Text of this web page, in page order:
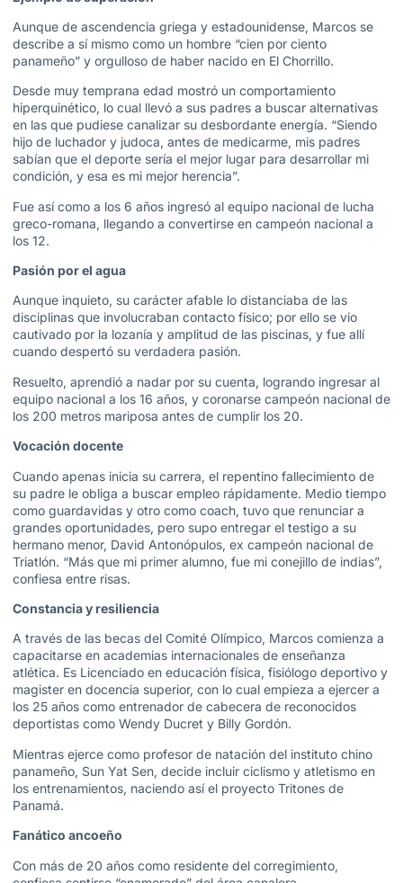
Aunque de ascendencia griega y estadounidense, Marcos se
describe a sí mismo como un hombre “cien por ciento
panameño” y orgulloso de haber nacido en El Chorrillo.
Desde muy temprana edad mostró un comportamiento
hiperquinético, lo cual llevó a sus padres a buscar alternativas
en las que pudiese canalizar su desbordante energía. “Siendo
hijo de luchador y judoca, antes de medicarme, mis padres
sabían que el deporte sería el mejor lugar para desarrollar mi
condición, y esa es mi mejor herencia”.
Fue así como a los 6 años ingresó al equipo nacional de lucha
greco-romana, llegando a convertirse en campeón nacional a
los 12.
Pasión por el agua
Aunque inquieto, su carácter afable lo distanciaba de las
disciplinas que involucraban contacto físico; por ello se vio
cautivado por la lozanía y amplitud de las piscinas, y fue allí
cuando despertó su verdadera pasión.
Resuelto, aprendió a nadar por su cuenta, logrando ingresar al
equipo nacional a los 16 años, y coronarse campeón nacional de
los 200 metros mariposa antes de cumplir los 20.
Vocación docente
Cuando apenas inicia su carrera, el repentino fallecimiento de
su padre le obliga a buscar empleo rápidamente. Medio tiempo
como guardavidas y otro como coach, tuvo que renunciar a
grandes oportunidades, pero supo entregar el testigo a su
hermano menor, David Antonópulos, ex campeón nacional de
Triatlón. “Más que mi primer alumno, fue mi conejillo de indias”,
confiesa entre risas.
Constancia y resiliencia
A través de las becas del Comité Olímpico, Marcos comienza a
capacitarse en academias internacionales de enseñanza
atlética. Es Licenciado en educación física, fisiólogo deportivo y
magister en docencia superior, con lo cual empieza a ejercer a
los 25 años como entrenador de cabecera de reconocidos
deportistas como Wendy Ducret y Billy Gordón.
Mientras ejerce como profesor de natación del instituto chino
panameño, Sun Yat Sen, decide incluir ciclismo y atletismo en
los entrenamientos, naciendo así el proyecto Tritones de
Panamá.
Fanático ancoeño
Con más de 20 años como residente del corregimiento,